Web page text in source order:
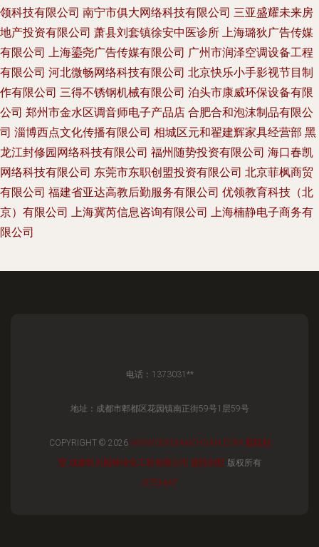
领科技有限公司 南宁市俱大网络科技有限公司 三亚盛耀未来房
地产投资有限公司 萧县刘套镇徐安中医诊所
上海璐狄广告传媒
有限公司
上海鎏尧广告传媒有限公司 广州市润泽空调设备工程
有限公司 河北微畅网络科技有限公司 北京快乐小手影视节目制
作有限公司 三得不锈钢机械有限公司 泊头市康威环保设备有限
公司 郑州市金水区调音师电子产品店 合肥合和泡沫制品有限公
司 淄博西点文化传播有限公司 相城区元和翟建辉家具经营部 黑
龙江封修园网络科技有限公司 福州随势投资有限公司 海口春凯
网络科技有限公司 东莞市东职创盟投资有限公司 北京菲枫商贸
有限公司 福建省亚达高教后勤服务有限公司 优领教育科技（北
京）有限公司
上海冀芮信息咨询有限公司
上海楠静电子商务有
限公司
电话：1373031**
地址：成都市郫都区花园镇南正街59号1层59号
COPYRIGHT © 2026 WWW.028QIANCHUAN.COM 庭院别
墅 成都乾川园林绿化工程有限公司 庭院别墅 版权所有
SITEMAP